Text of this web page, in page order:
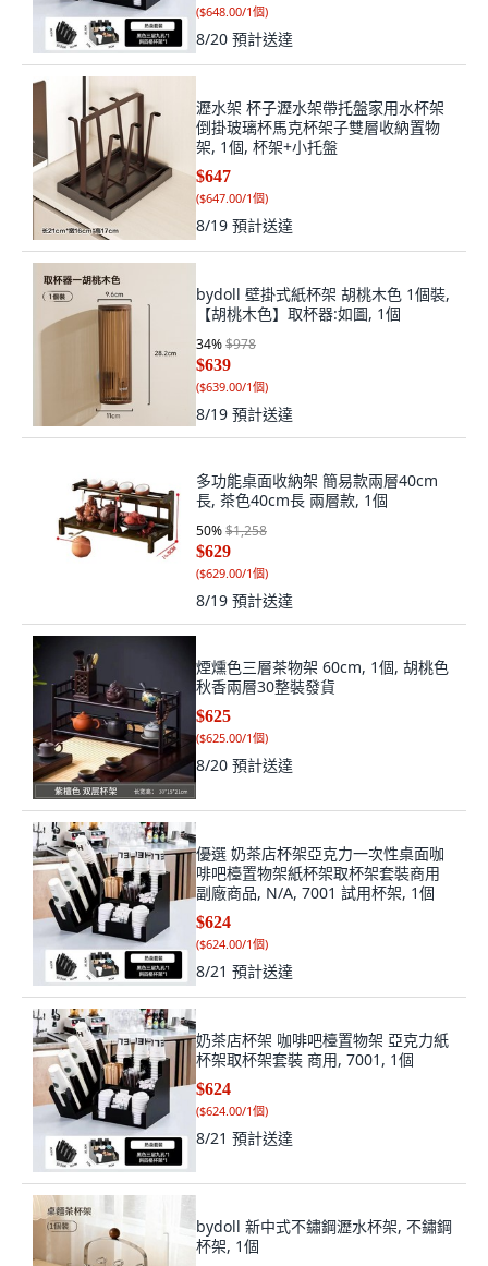
($648.00/1個)
8/20 預計送達
瀝水架 杯子瀝水架帶托盤家用水杯架
倒掛玻璃杯馬克杯架子雙層收納置物
架, 1個, 杯架+小托盤
$647
($647.00/1個)
8/19 預計送達
bydoll 壁掛式紙杯架 胡桃木色 1個裝,
【胡桃木色】取杯器:如圖, 1個
34%$978
$639
($639.00/1個)
8/19 預計送達
多功能桌面收納架 簡易款兩層40cm
長, 茶色40cm長 兩層款, 1個
50%$1,258
$629
($629.00/1個)
8/19 預計送達
煙燻色三層茶物架 60cm, 1個, 胡桃色
秋香兩層30整裝發貨
$625
($625.00/1個)
8/20 預計送達
優選 奶茶店杯架亞克力一次性桌面咖
啡吧檯置物架紙杯架取杯架套裝商用
副廠商品, N/A, 7001 試用杯架, 1個
$624
($624.00/1個)
8/21 預計送達
奶茶店杯架 咖啡吧檯置物架 亞克力紙
杯架取杯架套裝 商用, 7001, 1個
$624
($624.00/1個)
8/21 預計送達
bydoll 新中式不鏽鋼瀝水杯架, 不鏽鋼
杯架, 1個